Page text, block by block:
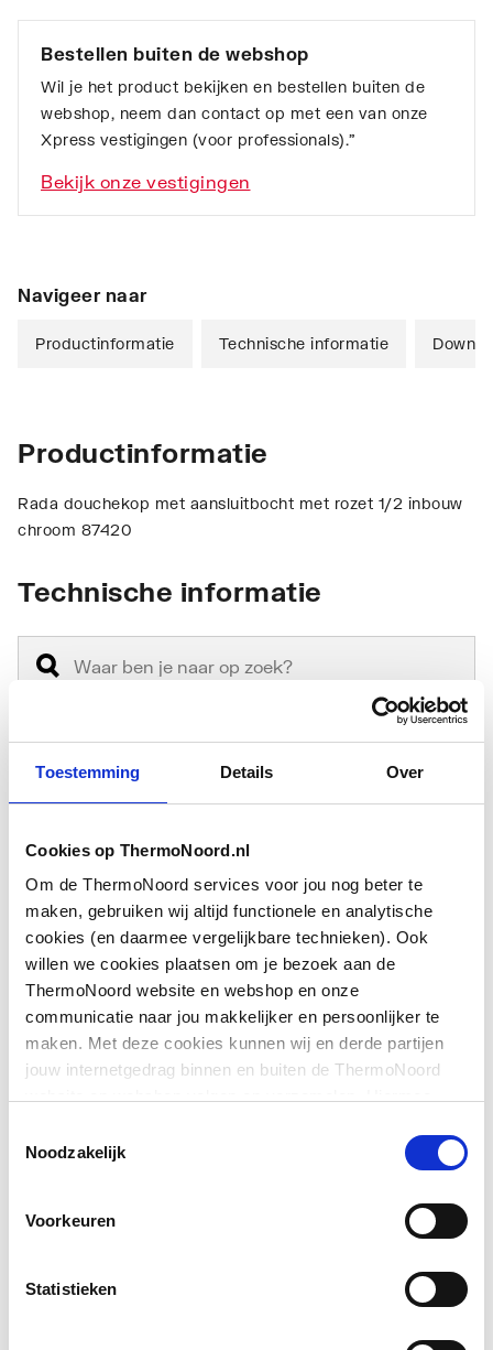
Toestemming Details Over
Cookies op ThermoNoord.nl
Om de ThermoNoord services voor jou nog beter te
maken, gebruiken wij altijd functionele en analytische
cookies (en daarmee vergelijkbare technieken). Ook
willen we cookies plaatsen om je bezoek aan de
ThermoNoord website en webshop en onze
communicatie naar jou makkelijker en persoonlijker te
maken. Met deze cookies kunnen wij en derde partijen
jouw internetgedrag binnen en buiten de ThermoNoord
communicatie aan jouw interesses aan. We slaan je
Noodzakelijk
Voorkeuren
Statistieken
Bestellen buiten de webshop
Wil je het product bekijken en bestellen buiten de
webshop, neem dan contact op met een van onze
Xpress vestigingen (voor professionals).”
Bekijk onze vestigingen
Navigeer naar
Productinformatie Technische informatie
Productinformatie
Rada douchekop met aansluitbocht met rozet 1/2 inbouw
chroom 87420
Technische informatie
Basiskleur Overig
Antikalksysteem Nee
Plafondmontage Nee
Zijdouche Nee
Downloads